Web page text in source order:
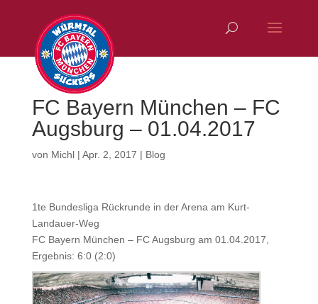
FC Bayern München – FC
Augsburg – 01.04.2017
von Michl| Apr. 2, 2017 | Blog
1te Bundesliga Rückrunde in der Arena am Kurt-
Landauer-Weg
FC Bayern München – FC Augsburg am 01.04.2017,
Ergebnis: 6:0 (2:0)